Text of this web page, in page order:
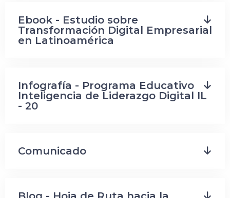
Ebook - Estudio sobre
Transformación Digital Empresarial
en Latinoamérica
Infografía - Programa Educativo
Inteligencia de Liderazgo Digital IL
- 20
Comunicado